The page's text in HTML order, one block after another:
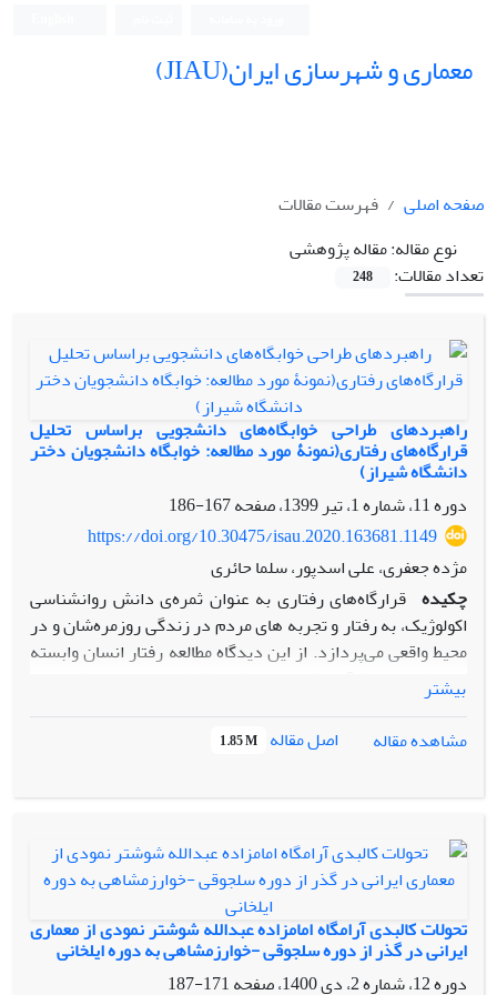
معماری و شهرسازی ایران(JIAU)
صفحه اصلی
فهرست مقالات
نوع مقاله:مقاله پژوهشی
تعداد مقالات:
248
راهبردهای طراحی خوابگاه‌های دانشجویی براساس تحلیل
قرارگاه‌های رفتاری(نمونۀ مورد مطالعه: خوابگاه دانشجویان دختر
دانشگاه شیراز)
دوره 11، شماره 1، تیر 1399، صفحه
167-186
https://doi.org/10.30475/isau.2020.163681.1149
مژده جعفری، علی اسدپور، سلما حائری
چکیده قرارگاه‌های رفتاری به عنوان ثمره‌ی دانش روانشناسی
اکولوژیک، به رفتار و تجربه های مردم در زندگی روزمره‌شان و در
محیط واقعی می‌پردازد. از این دیدگاه مطالعه رفتار انسان وابسته
به مطالعه محیط آن رفتار می باشد لذا طراح علاوه بر شناسایی
الگوهای رفتاری تکرار شونده و محیطی که رفتار درون آن شکل می
گیرد ملزم به شناخت رابطه‌ی بین این دو عامل می باشد. هدف
این پژوهش یافتن راهبردهای طراحی معماری خوابگاه‌های
غیر‌مداخله‌گر شامل حضور مستقیم در فضا و ثبت رویدادها، به
شیوه ی میدانی یک نمونه 200 تایی از دانشجویان ساکن در مجتمع
خوابگاهی خواهران دانشگاه شیراز در مقاطع مختلف (کارشناسی،
کارشناسی ارشد و دکتری) مورد مطالعه قرار گرفتند و از طریق
پرسشنامه باز و تحلیل محتوایی داده‌های کیفی، ضمن شناسایی
قرارگاه‌های رفتاری، وزن مؤلفه‌های موثر در طراحی شامل الگوهای
بیشتر
مشاهده مقاله
اصل مقاله 1.85 M
تحولات کالبدی آرامگاه امامزاده عبدالله شوشتر نمودی از معماری
ایرانی در گذر از دوره سلجوقی -خوارزمشاهی به دوره ایلخانی
دوره 12، شماره 2، دی 1400، صفحه
171-187